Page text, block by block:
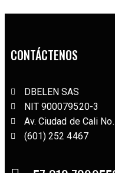
CONTÁCTENOS
DBELEN SAS
NIT 900079520-3
Av. Ciudad de Cali
(601) 252 4467